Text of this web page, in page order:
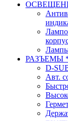
РАЗЪЕМЫ
D-
Авт.